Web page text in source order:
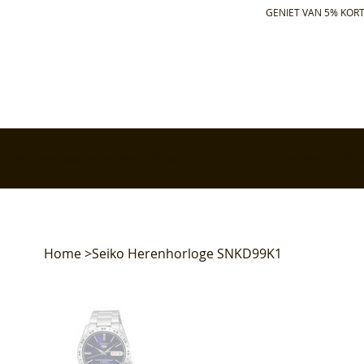
GENIET VAN 5%
Home>Seiko Herenhorloge SNKD99K1